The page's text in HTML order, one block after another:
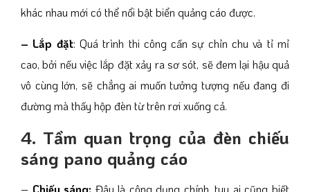
khác nhau mới có thể nổi bật biển quảng cáo được.
– Lắp đặt: Quá trình thi công cần sự chỉn chu và tỉ mỉ
cao, bởi nếu việc lắp đặt xảy ra sơ sót, sẽ đem lại hậu quả
vô cùng lớn, sẽ chẳng ai muốn tưởng tượng nếu đang đi
đường mà thấy hộp đèn từ trên rơi xuống cả.
4. Tầm quan trọng của đèn chiếu
sáng pano quảng cáo
– Chiếu sáng: Đây là công dụng chính, tuy ai cũng biết